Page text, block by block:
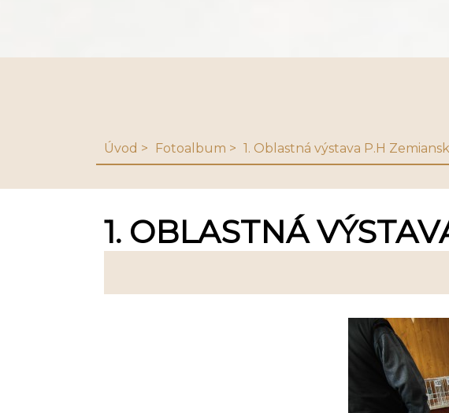
Úvod Fotoalbum 1. Oblastná výstava P.H
1. OBLASTNÁ